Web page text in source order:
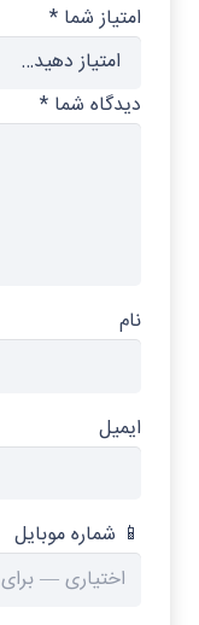
امتیاز شما *
دیدگاه شما *
نام
ایمیل
📱 شماره موبایل